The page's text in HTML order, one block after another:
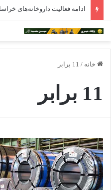
خانه / 11 برابر
11 برابر